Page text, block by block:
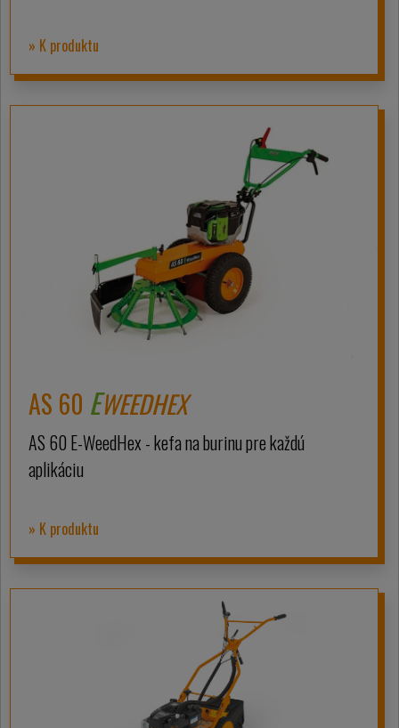
» K produktu
AS 60 EWEEDHEX
AS 60 E-WeedHex - kefa na burinu pre každú
aplikáciu
» K produktu